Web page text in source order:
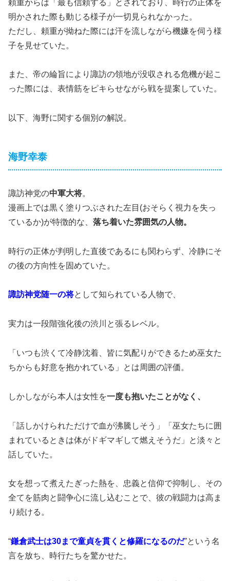
頼重からは「最も信頼する」とされており、時行の正体を
明かされた際も動じる様子が一切見られなかった。
ただし、頼重が拗ねた際には汗を流しながら機嫌を伺う様
子を見せていた。
また、帝の綸旨により諏訪の領地が没収される危機が起こ
った際には、表情筋をピキらせながら戦を提案していた。
以下、海野に関する個別の解説。
海野幸泰
諏訪神党の中軍大将。
漫画上では黒く塗りつぶされた左目(おそらく視力を失っ
ているか)が特徴的な、 落ち着いた雰囲気の人物。
時行の正体が判明した直後であるにも関わらず、冷静にそ
の後の方向性を固めていた。
諏訪神党随一の将として知られている人物で、
実力は一段階強化後の渋川と張るレベル。
「いつも渋くて冷静沈着、皆に気配りができるため巫女た
ちからも好意を抱かれている」とは周囲の評価。
しかしながら本人は女性を一度も抱いたことがなく、
「話しかけられただけで血が沸騰しそう」「巫女たちに囲
まれているときは体がドギマギして燃えそうだ」と淡々と
話していた。
女を想って煮えたぎった熱を、忠義と信仰で抑制し、その
全てを筋肉と闘争心に流し込むことで、彼の戦闘力は高ま
り続ける。
“鎌倉武士は30まで童貞を貫くと修羅になるのだ”という名
言を放ち、時行たちを驚かせた。